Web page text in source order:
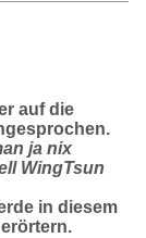
auf die
ja nix
WingTsun
in diesem